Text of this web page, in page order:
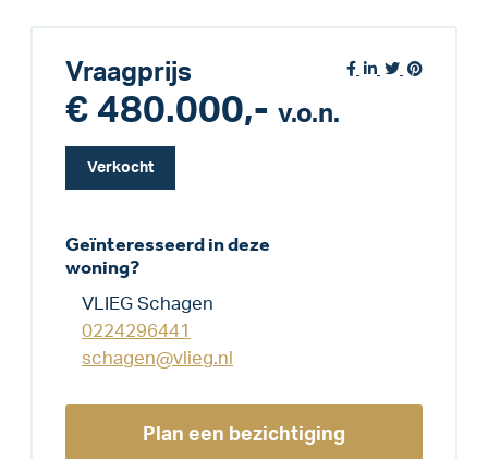
Vraagprijs
€ 480.000,- v.o.n.
Verkocht
Geïnteresseerd in deze
woning?
VLIEG Schagen
0224296441
schagen@vlieg.nl
Plan een bezichtiging